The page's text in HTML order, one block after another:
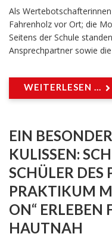
Als
Fahrenholz vor Ort; die
Seitens der Schule
Ansprechpartner sowie
WEITERLESEN ...
EIN
KULISSEN:
SCHÜLER DES
PRAKTIKUM
ON“ ERLEBEN
HAUTNAH